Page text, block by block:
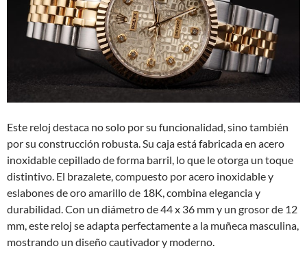
Este reloj destaca no solo por su funcionalidad, sino también
por su construcción robusta. Su caja está fabricada en acero
inoxidable cepillado de forma barril, lo que le otorga un toque
distintivo. El brazalete, compuesto por acero inoxidable y
eslabones de oro amarillo de 18K, combina elegancia y
durabilidad. Con un diámetro de 44 x 36 mm y un grosor de 12
mm, este reloj se adapta perfectamente a la muñeca masculina,
mostrando un diseño cautivador y moderno.